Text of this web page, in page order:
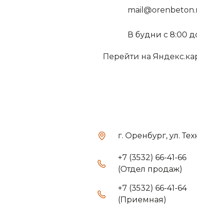
В будни с 8:00
Перейти на
г. Оренбург, ул.
+7 (3532) 66-41-66
(Отдел продаж)
+7 (3532) 66-41-64
(Приемная)